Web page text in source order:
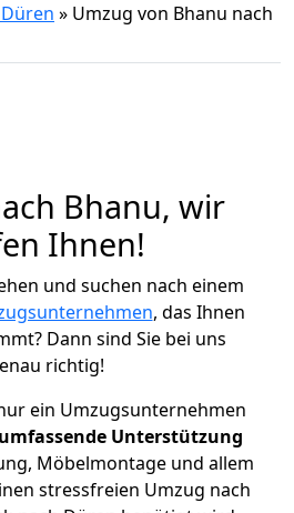
» Umzug von Bhanu nach
Bhanu, wir
Ihnen!
und suchen nach einem
, das Ihnen
Dann sind Sie bei uns
richtig!
ein Umzugsunternehmen
umfassende Unterstützung
Möbelmontage und allem
stressfreien Umzug nach